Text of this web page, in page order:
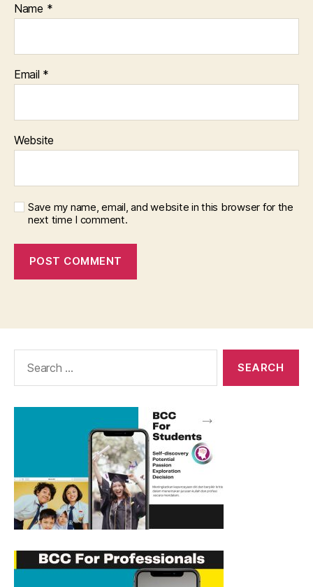
Name *
Email *
Website
Save my name, email, and website in this browser for the
next time I comment.